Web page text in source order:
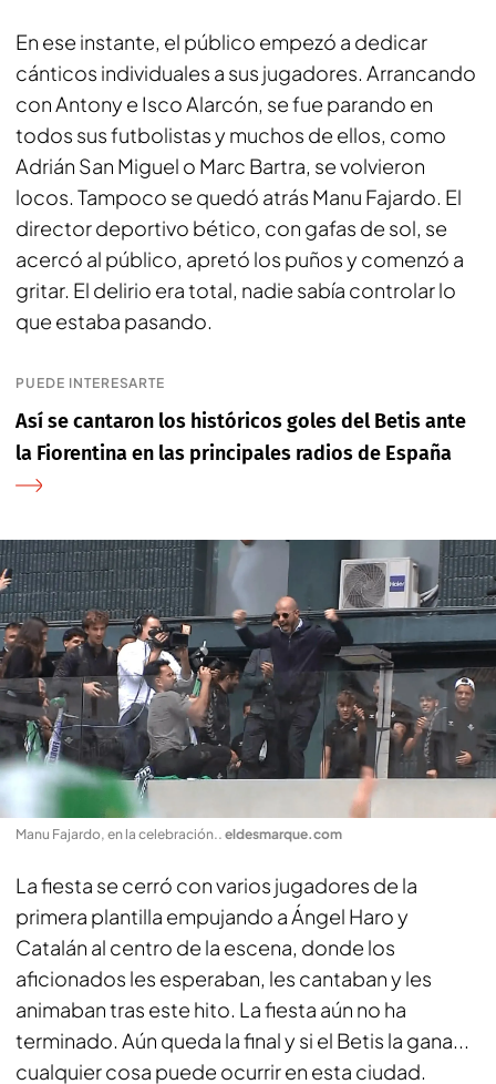
En ese instante, el público empezó a dedicar
cánticos individuales a sus jugadores. Arrancando
con Antony e Isco Alarcón, se fue parando en
todos sus futbolistas y muchos de ellos, como
Adrián San Miguel o Marc Bartra, se volvieron
locos. Tampoco se quedó atrás Manu Fajardo. El
director deportivo bético, con gafas de sol, se
acercó al público, apretó los puños y comenzó a
gritar. El delirio era total, nadie sabía controlar lo
que estaba pasando.
PUEDE INTERESARTE
Así se cantaron los históricos goles del Betis ante
la Fiorentina en las principales radios de España
Manu Fajardo, en la celebración.. eldesmarque.com
La fiesta se cerró con varios jugadores de la
primera plantilla empujando a Ángel Haro y
Catalán al centro de la escena, donde los
aficionados les esperaban, les cantaban y les
animaban tras este hito. La fiesta aún no ha
terminado. Aún queda la final y si el Betis la gana...
cualquier cosa puede ocurrir en esta ciudad.